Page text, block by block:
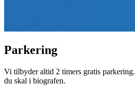
Parkering
Vi tilbyder altid 2 timers gratis
du skal i biografen.